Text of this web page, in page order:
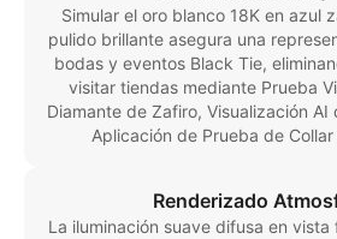
Simular el oro blanco 18K en azul
pulido brillante asegura una
bodas y eventos Black Tie,
visitar tiendas mediante Prueba
Diamante de Zafiro, Visualización
Aplicación de Prueba de
Renderizado
La iluminación suave difusa en